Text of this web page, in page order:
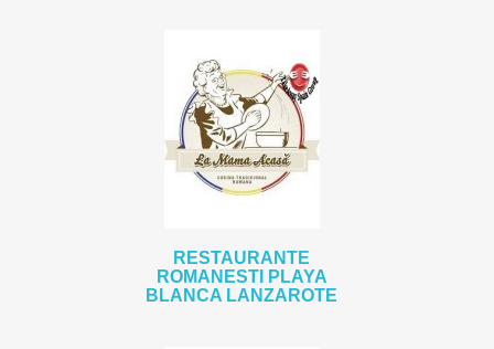
RESTAURANTE
ROMANESTI PLAYA
BLANCA LANZAROTE